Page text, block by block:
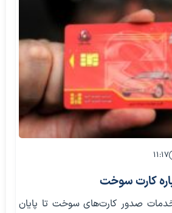
۱۱:۱۷
کارت سوخت
صدور کارت‌های سوخت تا پایان